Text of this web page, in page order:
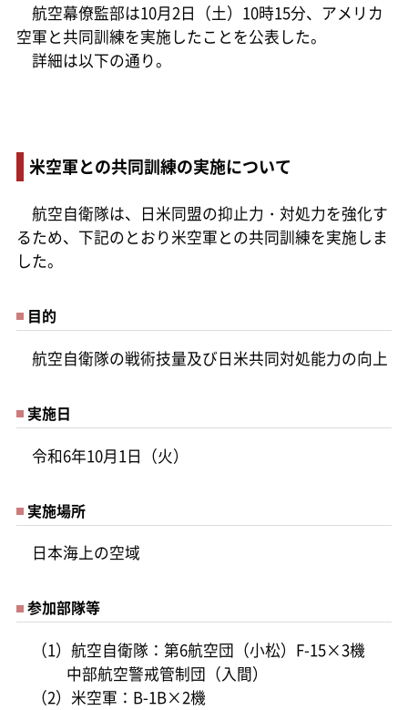
航空幕僚監部は10月2日（土）10時15分、アメリカ
空軍と共同訓練を実施したことを公表した。
詳細は以下の通り。
米空軍との共同訓練の実施について
航空自衛隊は、日米同盟の抑止力・対処力を強化す
るため、下記のとおり米空軍との共同訓練を実施しま
した。
目的
航空自衛隊の戦術技量及び日米共同対処能力の向上
実施日
令和6年10月1日（火）
実施場所
日本海上の空域
参加部隊等
（1）航空自衛隊：第6航空団（小松）F-15×3機
中部航空警戒管制団（入間）
（2）米空軍：B-1B×2機